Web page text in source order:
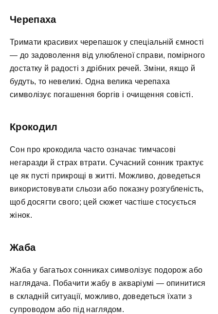
Черепаха
Тримати красивих черепашок у спеціальній ємності
— до задоволення від улюбленої справи, помірного
достатку й радості з дрібних речей. Зміни, якщо й
будуть, то невеликі. Одна велика черепаха
символізує погашення боргів і очищення совісті.
Крокодил
Сон про крокодила часто означає тимчасові
негаразди й страх втрати. Сучасний сонник трактує
це як пусті прикрощі в житті. Можливо, доведеться
використовувати сльози або показну розгубленість,
щоб досягти свого; цей сюжет частіше стосується
жінок.
Жаба
Жаба у багатьох сонниках символізує подорож або
наглядача. Побачити жабу в акваріумі — опинитися
в складній ситуації, можливо, доведеться їхати з
супроводом або під наглядом.